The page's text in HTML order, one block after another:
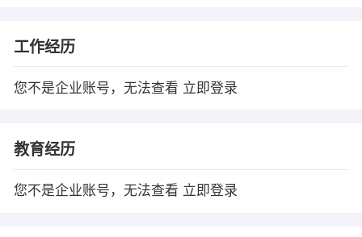
工作经历
您不是企业账号，无法查看 立即登录
教育经历
您不是企业账号，无法查看 立即登录